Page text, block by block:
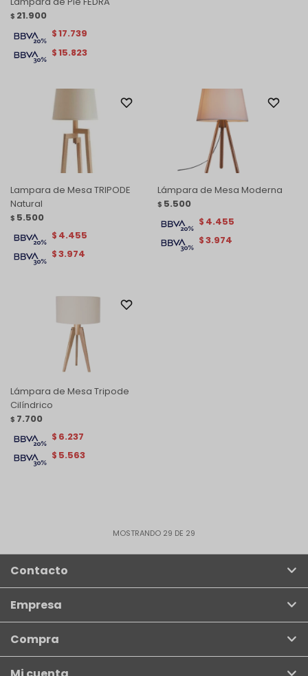
$ 21.900
$15.823
$17.739
Lampara de Mesa TRIPODE
Natural
$ 5.500
$3.974
$ 4.455
Lámpara de Mesa Moderna
$ 5.500
$3.974
$ 4.455
Lámpara de Mesa Tripode
Cilíndrico
$ 7.700
$ 5.563
$ 6.237
MOSTRANDO 29 DE 29
Contacto
Empresa
Compra